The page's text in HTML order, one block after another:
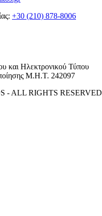
+30 (210) 878-8006
και Ηλεκτρονικού Τύπου
Μ.Η.Τ. 242097
- ALL RIGHTS RESERVED